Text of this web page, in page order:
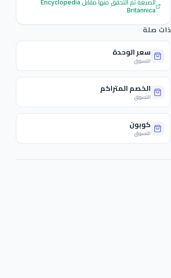
الصيغة تم التحقق منها مقابل Encyclopedia
Britannica
ذات صلة
سعر الوحدة
التسوق
الخصم المتراكم
التسوق
كوبون
التسوق